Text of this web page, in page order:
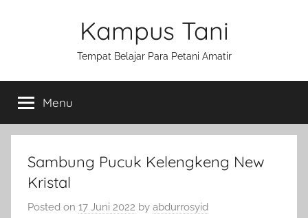
Kampus Tani
Tempat Belajar Para Petani Amatir
Menu
Sambung Pucuk Kelengkeng New
Kristal
Posted on 17 Juni 2022 by abdurrosyid